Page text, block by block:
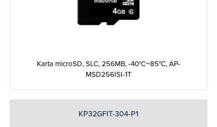
Karta microSD, SLC, 256MB, -40°C~85°C, AP-
MSD256ISI-1T
KP32GFIT-304-P1